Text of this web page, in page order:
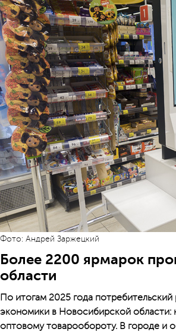
Фото: Андрей Заржецкий
Более 2200 ярмарок
области
По итогам 2025 года
экономики в Новосибирской
оптовому товарообороту. В городе и